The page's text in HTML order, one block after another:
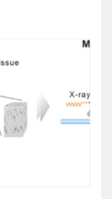
极Ir用量分别为0.3-
色氢...